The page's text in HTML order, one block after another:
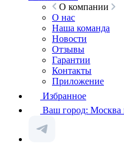
О компании
О нас
Наша команда
Новости
Отзывы
Гарантии
Контакты
Приложение
Избранное
Ваш город: Москва